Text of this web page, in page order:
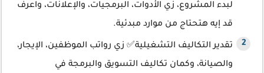
لبدء المشروع، زي الأدوات، البرمجيات، والإعلانات، واعرف
قد إيه هتحتاج من موارد مبدئية.
تقدير التكاليف التشغيلية✅ زي رواتب الموظفين، الإيجار،
والصيانة، وكمان تكاليف التسويق والبرمجة في